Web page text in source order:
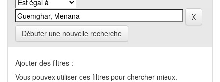
Débuter une nouvelle recherche
Ajouter des filtres :
Vous pouvex utiliser des filtres pour chercher mieux.